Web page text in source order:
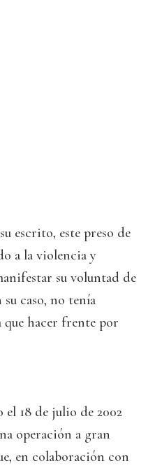
escrito, este preso de
a la violencia y
su voluntad de
caso, no tenía
hacer frente por
18 de julio de 2002
operación a gran
en colaboración con